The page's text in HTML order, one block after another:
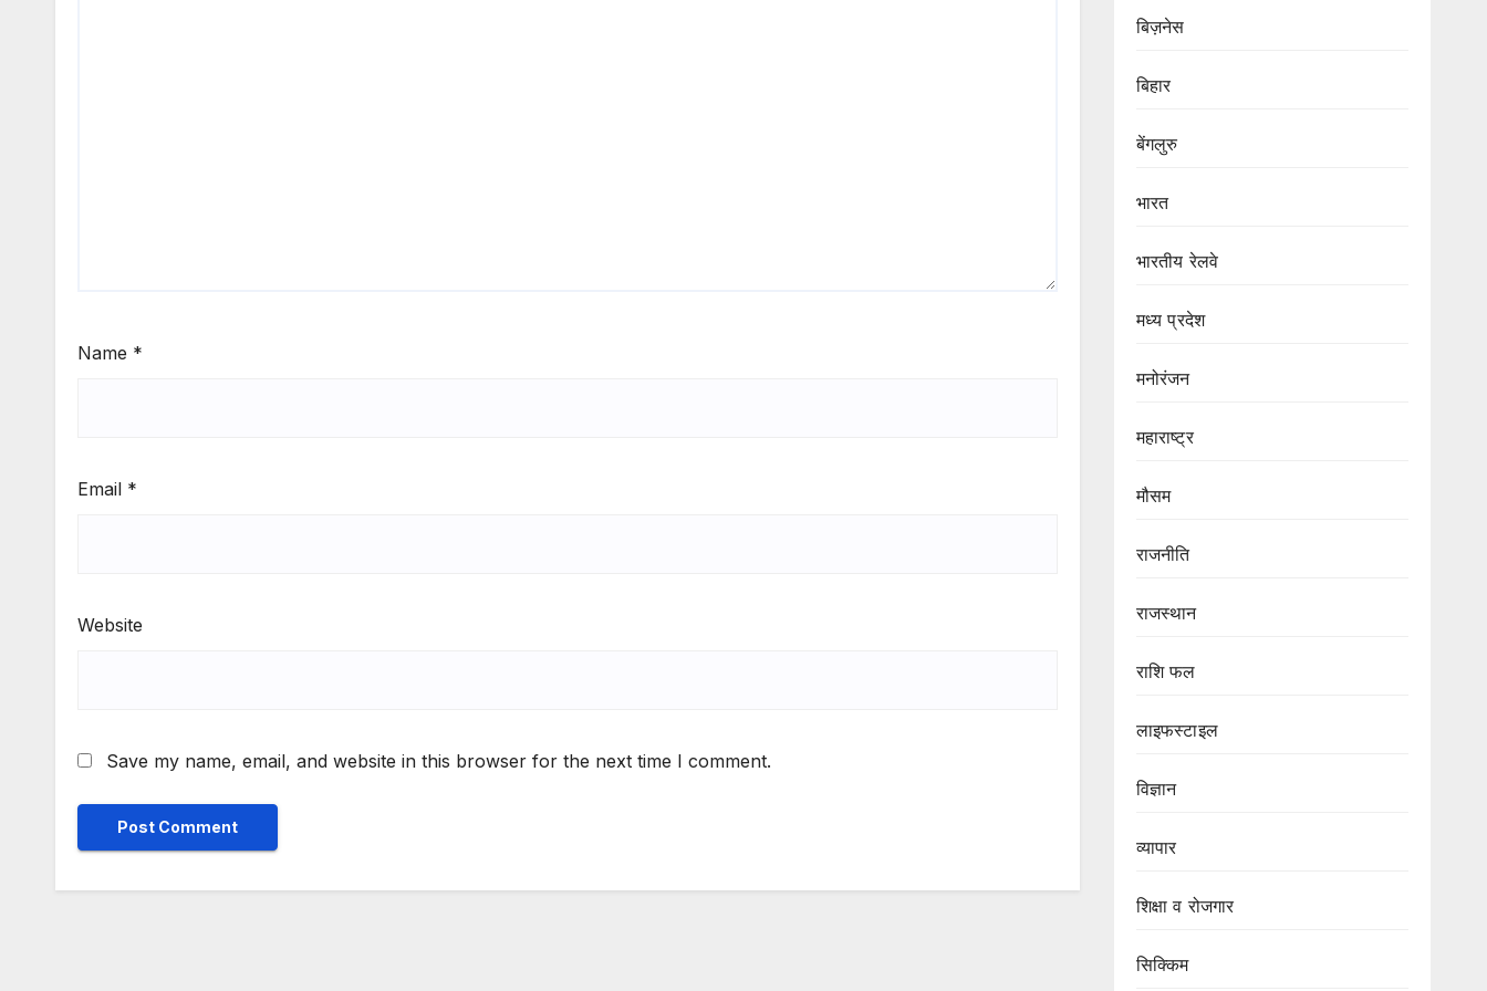
Name *
Email *
Website
Save my name, email, and website in this browser for the next time I comment.
बिज़नेस
बिहार
बेंगलुरु
भारत
भारतीय रेलवे
मध्य प्रदेश
मनोरंजन
महाराष्ट्र
मौसम
राजनीति
राजस्थान
राशि फल
लाइफस्टाइल
विज्ञान
व्यापार
शिक्षा व रोजगार
सिक्किम